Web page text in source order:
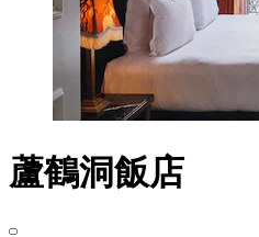
蘆鶴洞飯店